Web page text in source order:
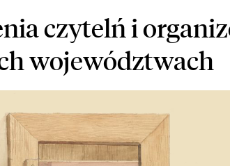
czytelń i
województwach